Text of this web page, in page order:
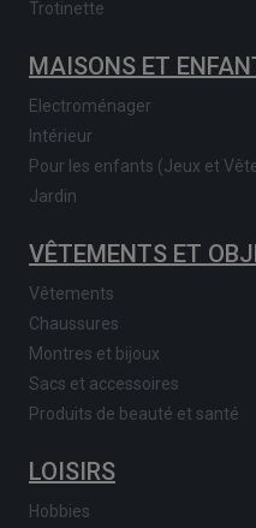
Trotinette
MAISONS ET
Electroménager
Intérieur
Pour les enfants (Jeux et
Jardin
VÊTEMENTS ET
Vêtements
Chaussures
Montres et bijoux
Sacs et accessoires
Produits de beauté et santé
LOISIRS
Hobbies